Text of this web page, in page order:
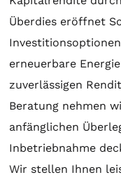
Überdies eröffnet
erneuerbare
zuverlässigen
Beratung nehmen
anfänglichen
Inbetriebnahme
Wir stellen Ihnen